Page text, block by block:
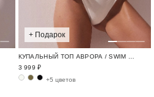
+ Подарок
КУПАЛЬНЫЙ ТОП АВРОРА / SWIM BASE
3 999 ₽
+5 цветов